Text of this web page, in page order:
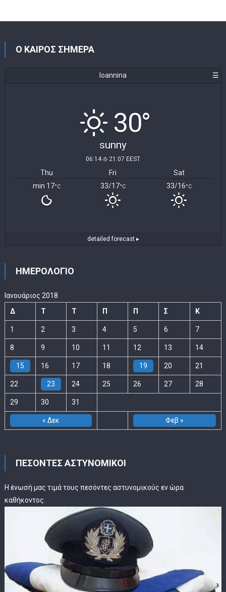
Ο ΚΑΙΡΟΣ ΣΗΜΕΡΑ
Ioannina ☰
30°
sunny
06:14 21:07 EEST
Thu Fri
Sat
min 17°C 33/17°C 33/16°C
detailed forecast ▸
ΗΜΕΡΟΛΟΓΙΟ
Ιανουάριος 2018
Δ
Τ Τ Π Π Σ Κ
« Δεκ Φεβ »
1 2 3 4 5 6 7
8 9 10 11 12 13 14
15 16 17 18 19 20 21
22 23 24 25 26 27 28
29 30 31
ΠΕΣΟΝΤΕΣ ΑΣΤΥΝΟΜΙΚΟΙ
Η ένωσή μας τιμά τους πεσόντες αστυνομικούς εν ώρα
καθήκοντος.